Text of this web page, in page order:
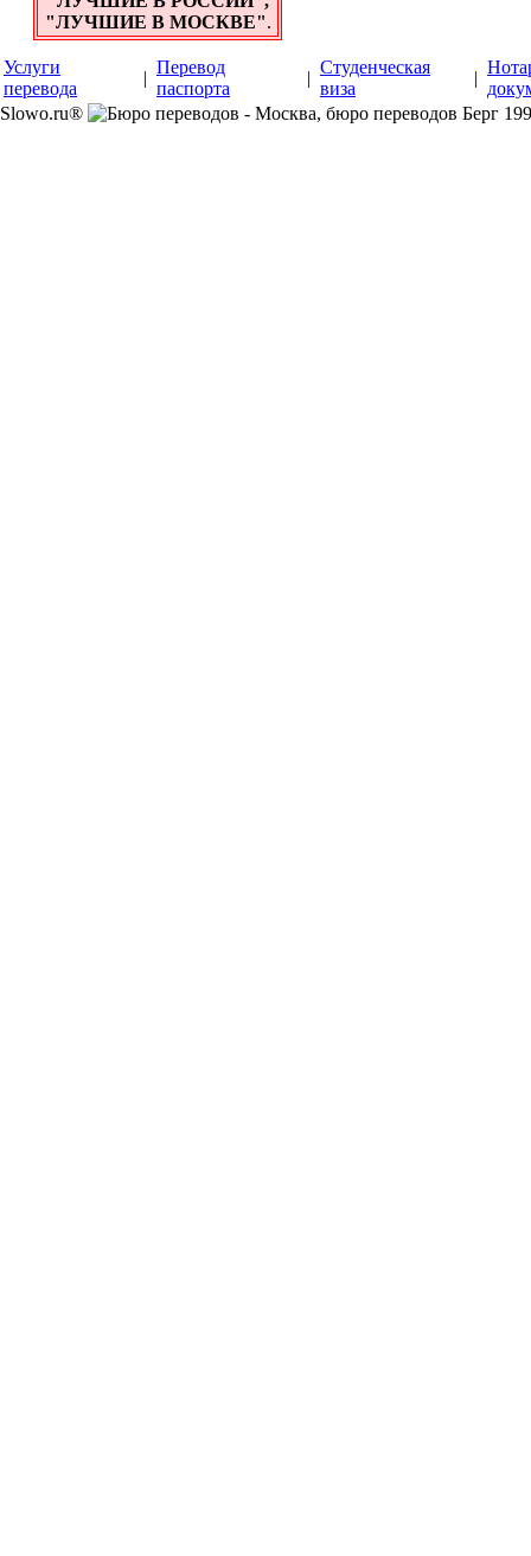
"ЛУЧШИЕ В МОСКВЕ".
Услуги
перевода
|
Перевод
паспорта
|
Студенческая
виза
|
Slowo.ru®